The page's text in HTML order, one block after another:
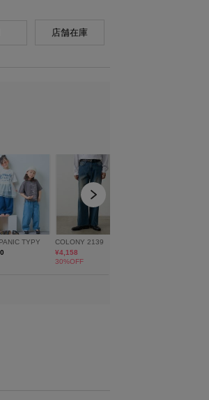
店舗在庫